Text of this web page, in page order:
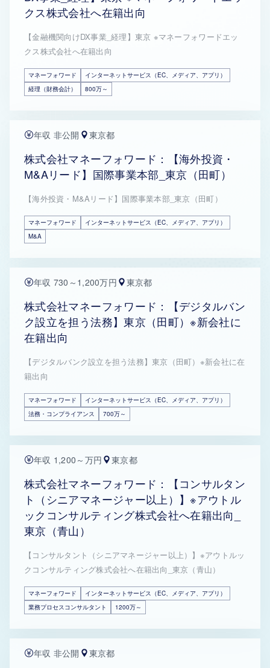
クス株式会社へ在籍出向
【金融機関向けDX事業_経理】東京 ※マネーフォワードエッ
クス株式会社へ在籍出向
マネーフォワード
インターネットサービス（EC、メディア、アプリ）
経理（財務会計）
800万～
年収 非公開 東京都
株式会社マネーフォワード：【海外投資・
M&Aリード】国際事業本部_東京（田町）
【海外投資・M&Aリード】国際事業本部_東京（田町）
マネーフォワード
インターネットサービス（EC、メディア、アプリ）
M&A
年収 730～1,200万円 東京都
株式会社マネーフォワード：【デジタルバン
ク設立を担う法務】東京（田町）※新会社に
在籍出向
【デジタルバンク設立を担う法務】東京（田町）※新会社に在
籍出向
マネーフォワード
インターネットサービス（EC、メディア、アプリ）
法務・コンプライアンス
700万～
年収 1,200～万円 東京都
株式会社マネーフォワード：【コンサルタン
ト（シニアマネージャー以上）】※アウトル
ックコンサルティング株式会社へ在籍出向_
東京（青山）
【コンサルタント（シニアマネージャー以上）】※アウトルッ
クコンサルティング株式会社へ在籍出向_東京（青山）
マネーフォワード
インターネットサービス（EC、メディア、アプリ）
業務プロセスコンサルタント
1200万～
年収 非公開 東京都